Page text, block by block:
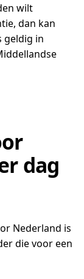
wilt
dan kan
geldig in
dag
Nederland is
die voor een